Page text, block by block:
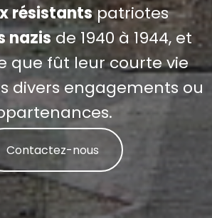
résistantspatriotes
nazisde 1940 à 1944, et
que fût leur courte vie
divers engagements ou
Contactez-nous